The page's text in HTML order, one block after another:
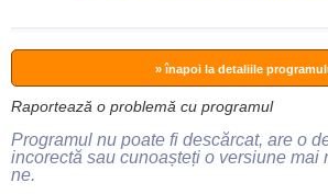
» înapoi la detaliile
Raportează o problemă cu programul
Programul nu poate fi descărcat, are o
incorectă sau cunoașteți o versiune mai
ne.